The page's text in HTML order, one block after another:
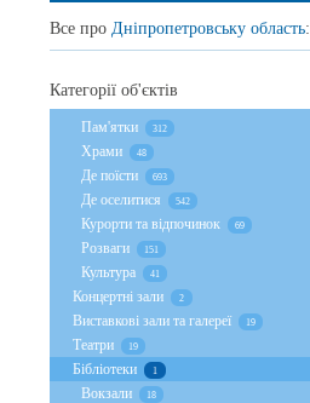
Все про Дніпропетровську область:
Категорії об'єктів
Пам'ятки 312
Храми 48
Де поїсти 693
Де оселитися 542
Курорти та відпочинок 69
Розваги 151
Культура 41
Концертні зали 2
Виставкові зали та галереї 19
Театри 19
Бібліотеки 1
Вокзали 18